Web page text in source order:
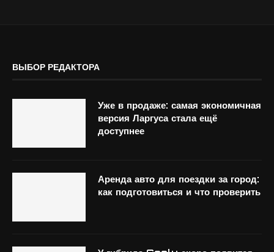
ВЫБОР РЕДАКТОРА
Уже в продаже: самая экономичная
версия Ларгуса стала ещё
доступнее
Аренда авто для поездки за город:
как подготовиться и что проверить